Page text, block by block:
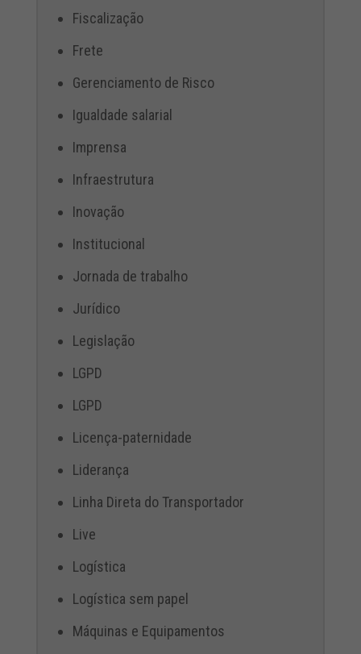
Fiscalização
Frete
Gerenciamento de Risco
Igualdade salarial
Imprensa
Infraestrutura
Inovação
Institucional
Jornada de trabalho
Jurídico
Legislação
LGPD
LGPD
Licença-paternidade
Liderança
Linha Direta do Transportador
Live
Logística
Logística sem papel
Máquinas e Equipamentos